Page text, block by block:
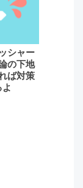
シャー
の下地
ば対策